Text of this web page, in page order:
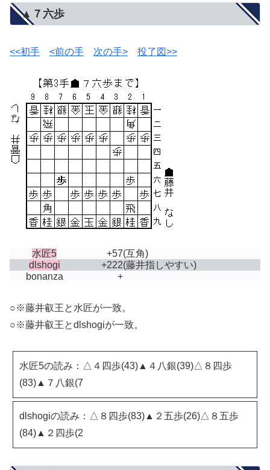
▲７六歩
<<初手 <前の手 次の手> 投了図>>
水匠5 +57(互角)
dlshogi
+222(藤井指しやすい)
bonanza
+
○※藤井叡王と水匠が一致。
○※藤井叡王とdlshogiが一致。
水匠5の読み：△４四歩(43)▲４八銀(39)△８四歩
(83)▲７八銀(7
dlshogiの読み：△８四歩(83)▲２五歩(26)△８五歩
(84)▲２四歩(2